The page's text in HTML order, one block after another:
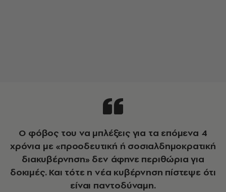
Ο φόβος του να μπλέξεις για τα επόμενα 4
χρόνια με «προοδευτική ή σοσιαλδημοκρατική
διακυβέρνηση» δεν άφηνε περιθώρια για
δοκιμές. Και τότε η νέα κυβέρνηση πίστεψε ότι
είναι παντοδύναμη.